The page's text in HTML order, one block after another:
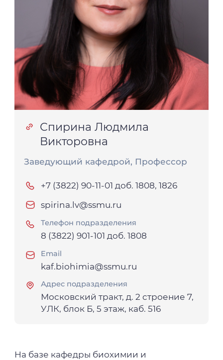
Спирина Людмила
Викторовна
Заведующий кафедрой, Профессор
+7 (3822) 90-11-01 доб. 1808, 1826
spirina.lv@ssmu.ru
Телефон подразделения
8 (3822) 901-101 доб. 1808
Email
kaf.biohimia@ssmu.ru
Адрес подразделения
Московский тракт, д. 2 строение 7,
УЛК, блок Б, 5 этаж, каб. 516
На базе кафедры биохимии и